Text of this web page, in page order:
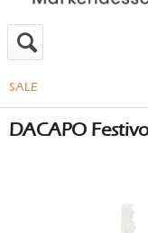
SALE
DACAPO